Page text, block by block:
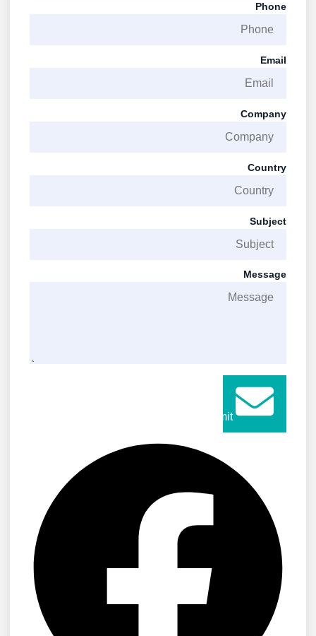
Phone
Email
Company
Country
Subject
Message
Submit